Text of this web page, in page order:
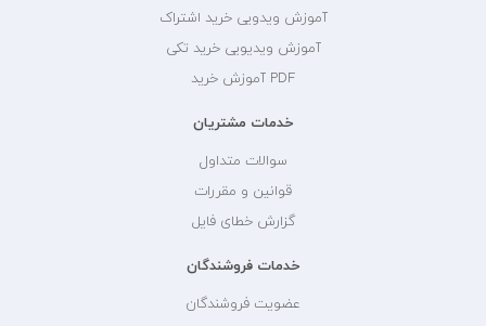
آموزش ویدویی خرید اشتراک
آموزش ویدیویی خرید تکی
PDF آموزش خرید
خدمات مشتریان
سوالات متداول
قوانین و مقررات
گزارش خطای فایل
خدمات فروشندگان
عضویت فروشندگان